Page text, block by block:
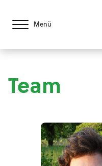
Menü
Team